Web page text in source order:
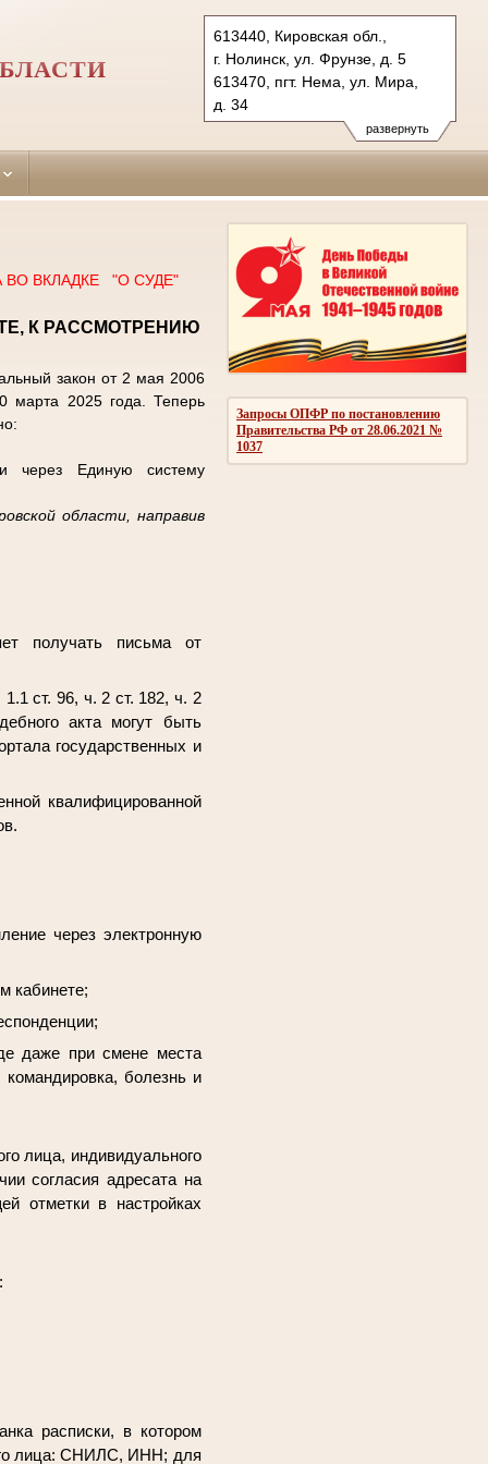
развернуть
613440, Кировская обл.,
г. Нолинск, ул. Фрунзе, д. 5
613470, пгт. Нема, ул. Мира,
д. 34
613430, пгт. Суна,
ул. Большевиков, д. 4
(83350) 2-12-65, (83369) 3-36-
nolsud@mail.ru
Запросы ОПФР по постановлению
Правительства РФ от 28.06.2021 №
1037
ВКЛАДКЕ "О СУДЕ"
К РАССМОТРЕНИЮ
закон от 2 мая 2006
марта 2025 года. Теперь
через Единую систему
области, направив
получать письма от
ст. 96, ч. 2 ст. 182, ч. 2
акта могут быть
государственных и
квалифицированной
через электронную
кабинете;
даже при смене места
болезнь и
лица, индивидуального
согласия адресата на
отметки в настройках
расписки, в котором
лица: СНИЛС, ИНН; для